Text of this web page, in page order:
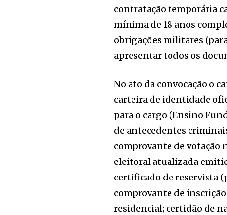
contratação temporária
mínima de 18 anos
obrigações militares
apresentar todos os
No ato da convocação o
carteira de identidade
para o cargo (Ensino
de antecedentes
comprovante de votação
eleitoral atualizada
certificado de reservista
comprovante de
residencial; certidão de